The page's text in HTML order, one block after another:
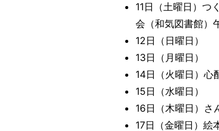
11日（土曜日）つ
会（和気図書館）
12日（日曜日）
13日（月曜日）
14日（火曜日）心
15日（水曜日）
16日（木曜日）さ
17日（金曜日）絵